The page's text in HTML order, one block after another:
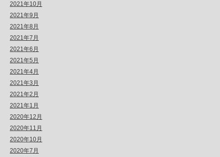
2021年10月
2021年9月
2021年8月
2021年7月
2021年6月
2021年5月
2021年4月
2021年3月
2021年2月
2021年1月
2020年12月
2020年11月
2020年10月
2020年7月